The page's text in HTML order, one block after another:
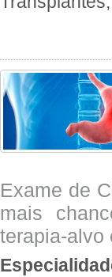
Exame de
mais
terapia-alvo